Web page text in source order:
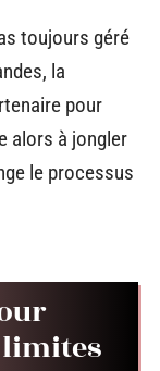
toujours géré
la
pour
alors à jongler
le processus